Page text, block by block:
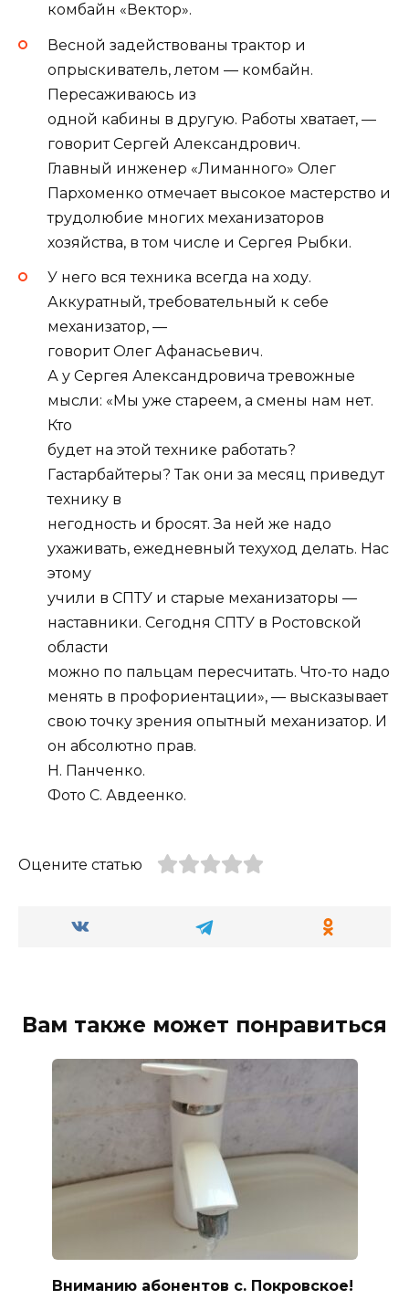
комбайн «Вектор».
Весной задействованы трактор и
опрыскиватель, летом — комбайн.
Пересаживаюсь из
одной кабины в другую. Работы хватает, —
говорит Сергей Александрович.
Главный инженер «Лиманного» Олег
Пархоменко отмечает высокое мастерство и
трудолюбие многих механизаторов
хозяйства, в том числе и Сергея Рыбки.
У него вся техника всегда на ходу.
Аккуратный, требовательный к себе
механизатор, —
говорит Олег Афанасьевич.
А у Сергея Александровича тревожные
мысли: «Мы уже стареем, а смены нам нет.
Кто
будет на этой технике работать?
Гастарбайтеры? Так они за месяц приведут
технику в
негодность и бросят. За ней же надо
ухаживать, ежедневный техуход делать. Нас
этому
учили в СПТУ и старые механизаторы —
наставники. Сегодня СПТУ в Ростовской
области
можно по пальцам пересчитать. Что-то надо
менять в профориентации», — высказывает
свою точку зрения опытный механизатор. И
он абсолютно прав.
Н. Панченко.
Фото С. Авдеенко.
Оцените статью
Вам также может понравиться
Вниманию абонентов с. Покровское!